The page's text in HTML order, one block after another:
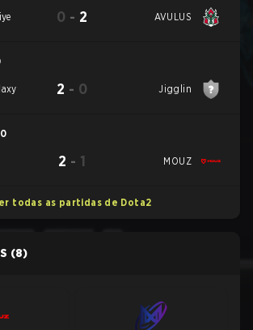
0 - 2 AVULUS
2 - 0 Jigglin
2 - 1 MOUZ
todas as partidas de Dota2
(8)